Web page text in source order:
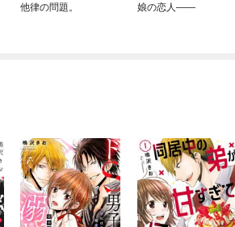
他律の問題。
娘の恋人——